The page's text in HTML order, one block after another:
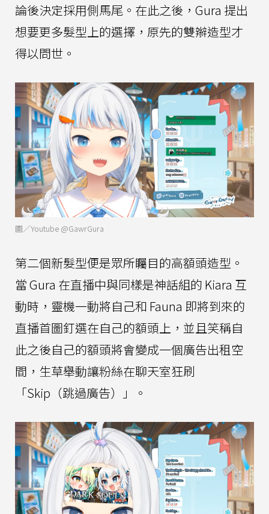
論後決定採用側馬尾。在此之後，Gura 提出
想要更多髮型上的選擇，原先的雙辮造型才
得以問世。
圖／Youtube @GawrGura
第二個新髮型便是眾所矚目的高額頭造型。
當 Gura 在直播中與同樣是神話組的 Kiara 互
動時，靈機一動將自己和 Fauna 即將到來的
直播首圖釘選在自己的額頭上，並且笑稱自
此之後自己的額頭將會變成一個廣告出租空
間，生草舉動讓粉絲在聊天室狂刷
「Skip（跳過廣告）」。